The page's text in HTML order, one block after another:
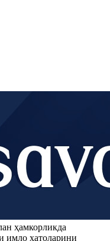
ҳамкорликда
имло хатоларини